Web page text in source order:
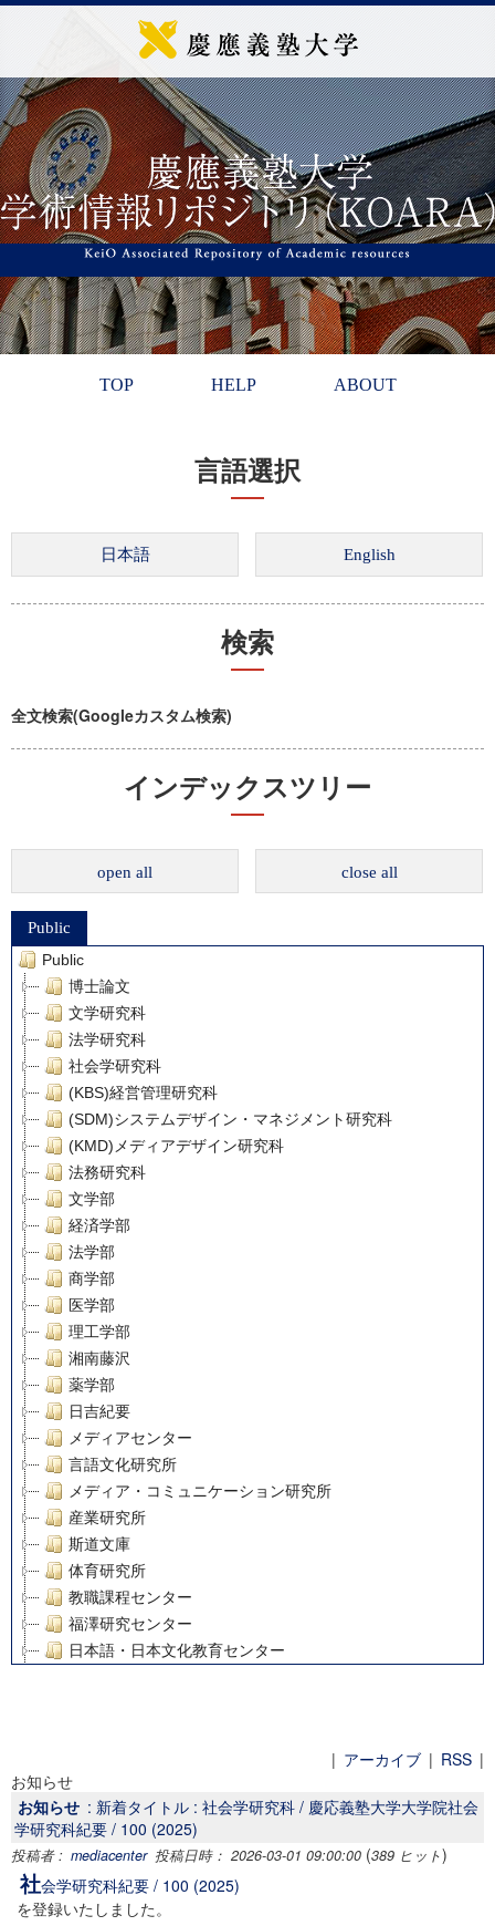
TOP HELP ABOUT
言語選択
検索
全文検索(Googleカスタム検索)
インデックスツリー
open all close all
Public
Public
博士論文
文学研究科
法学研究科
社会学研究科
(KBS)経営管理研究科
(SDM)システムデザイン・マネジメント研究科
(KMD)メディアデザイン研究科
法務研究科
文学部
経済学部
法学部
商学部
医学部
理工学部
湘南藤沢
薬学部
日吉紀要
メディアセンター
言語文化研究所
メディア・コミュニケーション研究所
産業研究所
斯道文庫
体育研究所
教職課程センター
福澤研究センター
日本語・日本文化教育センター
グローバルリサーチインスティテュート
塾内助成報告書
科学研究費補助金研究成果報告書
21世紀COEプログラム
慶應義塾大学グローバルCOEプログラム市民社会ガバナンス
慶應義塾大学グローバルCOEプログラム論理と感性の先端的
博士課程教育リーディングプログラム「超成熟社会発展のサ
| アーカイブ | RSS |
お知らせ
お知らせ : 新着タイトル : 社会学研究科 / 慶応義塾大学大学院社会
学研究科紀要 / 100 (2025)
投稿者 : mediacenter 投稿日時： 2026-03-01 09:00:00 (389 ヒット)
社会学研究科紀要 / 100 (2025)
を登録いたしました。